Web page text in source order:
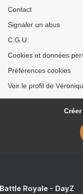
Contact
Signaler un abus
C.G.U.
Cookies et données
Préférences cookies
Voir le profil de
Royale - DayZ